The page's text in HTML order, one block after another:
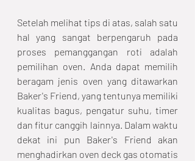
Setelah melihat tips di atas, salah satu
hal yang sangat berpengaruh pada
proses pemanggangan roti adalah
pemilihan oven. Anda dapat memilih
beragam jenis oven yang ditawarkan
Baker's Friend, yang tentunya memiliki
kualitas bagus, pengatur suhu, timer
dan fitur canggih lainnya. Dalam waktu
dekat ini pun Baker's Friend akan
menghadirkan oven deck gas otomatis